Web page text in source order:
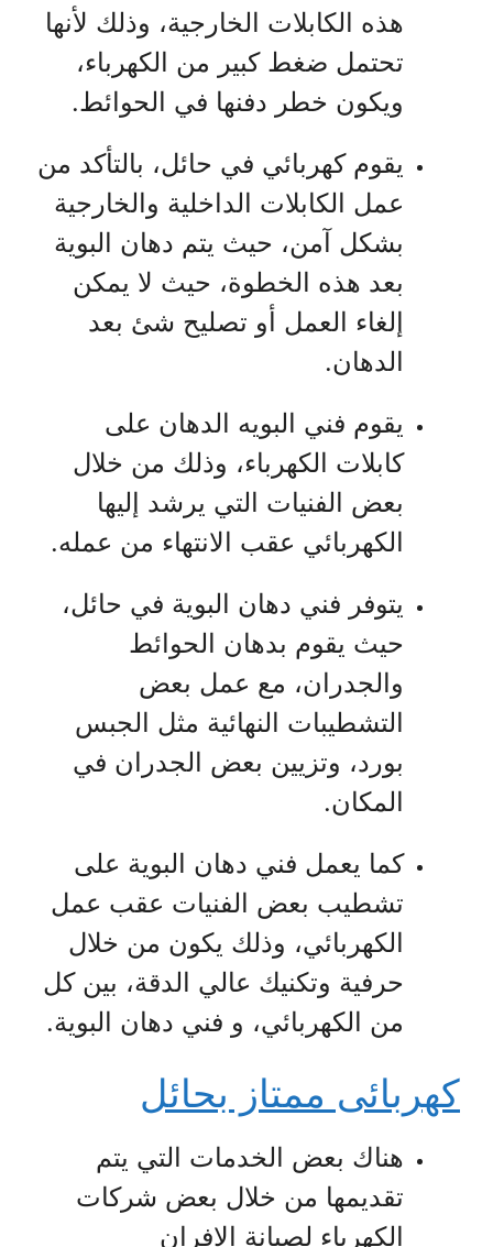
هذه الكابلات الخارجية، وذلك لأنها
تحتمل ضغط كبير من الكهرباء،
ويكون خطر دفنها في الحوائط.
يقوم كهربائي في حائل، بالتأكد من
عمل الكابلات الداخلية والخارجية
بشكل آمن، حيث يتم دهان البوية
بعد هذه الخطوة، حيث لا يمكن
إلغاء العمل أو تصليح شئ بعد
الدهان.
يقوم فني البويه الدهان على
كابلات الكهرباء، وذلك من خلال
بعض الفنيات التي يرشد إليها
الكهربائي عقب الانتهاء من عمله.
يتوفر فني دهان البوية في حائل،
حيث يقوم بدهان الحوائط
والجدران، مع عمل بعض
التشطيبات النهائية مثل الجبس
بورد، وتزيين بعض الجدران في
المكان.
كما يعمل فني دهان البوية على
تشطيب بعض الفنيات عقب عمل
الكهربائي، وذلك يكون من خلال
حرفية وتكنيك عالي الدقة، بين كل
من الكهربائي، و فني دهان البوية.
كهربائى ممتاز بحائل
هناك بعض الخدمات التي يتم
تقديمها من خلال بعض شركات
الكهرباء لصيانة الافران